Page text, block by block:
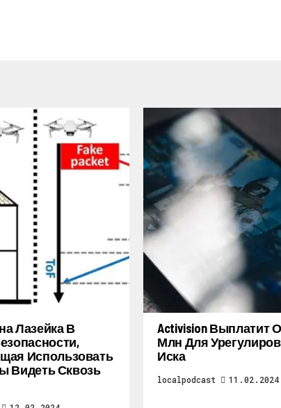
Лазейка В
Использовать
Видеть Сквозь
Activision Выплатит
Млн Для
Иска
localpodcast 11.02.2024